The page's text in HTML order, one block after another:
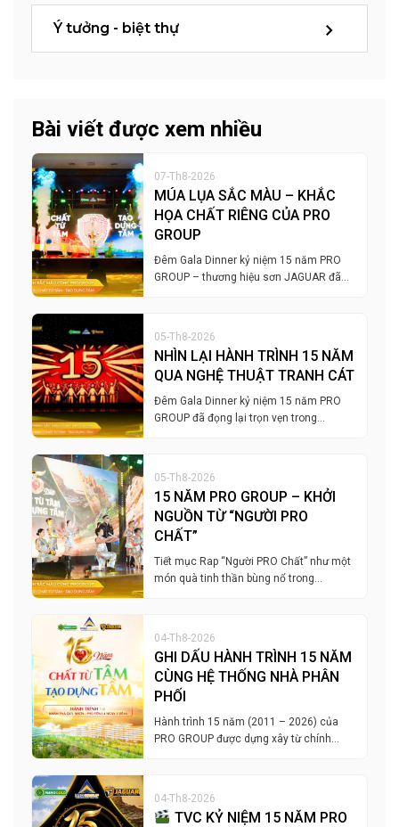
Ý tưởng - biệt thự
Bài viết được xem nhiều
07-Th8-2026
MÚA LỤA SẮC MÀU – KHẮC
HỌA CHẤT RIÊNG CỦA PRO
GROUP
Đêm Gala Dinner kỷ niệm 15 năm PRO
GROUP – thương hiệu sơn JAGUAR đã…
05-Th8-2026
NHÌN LẠI HÀNH TRÌNH 15 NĂM
QUA NGHỆ THUẬT TRANH CÁT
Đêm Gala Dinner kỷ niệm 15 năm PRO
GROUP đã đọng lại trọn vẹn trong…
05-Th8-2026
15 NĂM PRO GROUP – KHỞI
NGUỒN TỪ “NGƯỜI PRO
CHẤT”
Tiết mục Rap “Người PRO Chất” như một
món quà tinh thần bùng nổ trong…
04-Th8-2026
GHI DẤU HÀNH TRÌNH 15 NĂM
CÙNG HỆ THỐNG NHÀ PHÂN
PHỐI
Hành trình 15 năm (2011 – 2026) của
PRO GROUP được dựng xây từ chính…
04-Th8-2026
TVC KỶ NIỆM 15 NĂM PRO